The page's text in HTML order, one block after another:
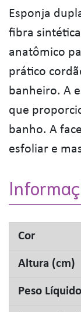
Esponja
fibra
anatômico
prático
banheiro. A
que
banho. A
esfoliar e
Cor
Altura (cm)
Peso